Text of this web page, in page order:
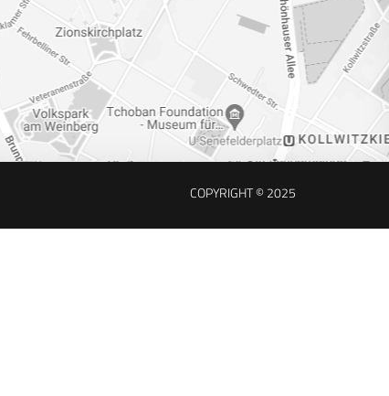
COPYRIGHT © 2025